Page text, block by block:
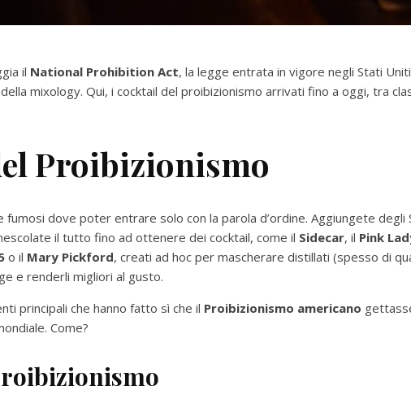
il National Prohibition Act, la legge entrata in vigore negli Stati
mixology. Qui, i cocktail del proibizionismo arrivati fino a oggi, tra
Proibizionismo
fumosi dove poter entrare solo con la parola d’ordine. Aggiungete degli
il tutto fino ad ottenere dei cocktail, come il Sidecar, il Pink
o il Mary Pickford, creati ad hoc per mascherare distillati (spesso di
e renderli migliori al gusto.
principali che hanno fatto sì che il Proibizionismo americano
Come?